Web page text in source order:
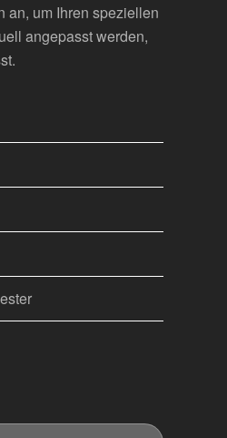
an, um Ihren speziellen
angepasst werden,